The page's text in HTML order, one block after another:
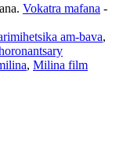
Vokatra mafana -
am-bava,
, Milina film